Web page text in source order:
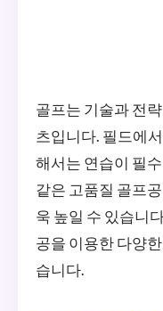
골프는 기술과 전
츠입니다. 필드에
해서는 연습이 필
같은 고품질 골프
욱 높일 수 있습니
공을 이용한 다양
습니다.